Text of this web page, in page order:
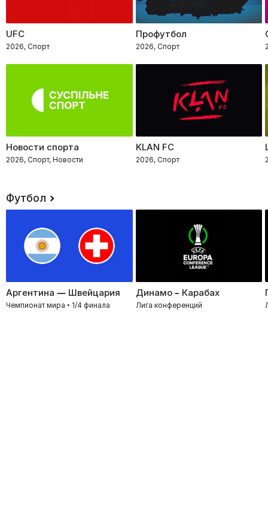
UFC
2026, Спорт
Профутбол
2026, Спорт
Новости спорта
2026, Спорт, Новости
KLAN FC
2026, Спорт
Футбол
Аргентина — Швейцария
Чемпионат мира • 1/4 финала
Динамо – Карабах
Лига конференций